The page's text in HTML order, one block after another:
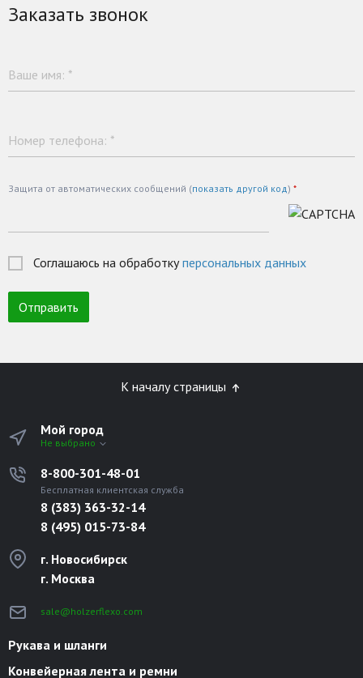
Заказать звонок
Ваше имя: *
Номер телефона: *
Защита от автоматических сообщений (показать другой код) *
Соглашаюсь на обработкуперсональных данных
К началу страницы
Мой город
Не выбрано
8-800-301-48-01
Бесплатная клиентская служба
8 (383) 363-32-14
8 (495) 015-73-84
г. Новосибирск
г. Москва
sale@holzerflexo.com
Рукава и шланги
Конвейерная лента и ремни